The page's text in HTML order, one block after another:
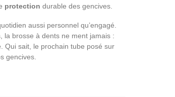
protection durable des gencives.
aussi personnel qu’engagé.
la brosse à dents ne ment jamais :
Qui sait, le prochain tube posé sur
gencives.